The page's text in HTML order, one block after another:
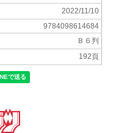
2022/11/10
9784098614684
Ｂ６判
192頁